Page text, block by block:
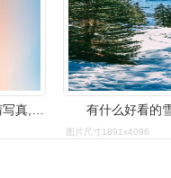
2020最好看的山川竖屏高清写真,高清图片,手机锁屏桌面-壁纸族 有什么好看的
图片尺寸1891x4096